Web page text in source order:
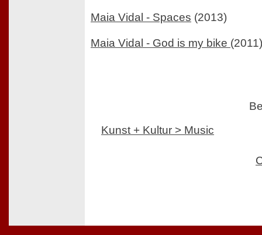
Maia Vidal - Spaces (2013)
Maia Vidal - God is my bike (2011)
Kunst + Kultur > Music